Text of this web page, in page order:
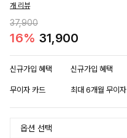
개 리뷰
37,900
16% 31,900
신규가입 혜택 신규가입 혜택
무이자 카드 최대 6개월 무이자